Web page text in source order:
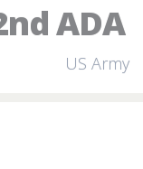
ADA
US Army